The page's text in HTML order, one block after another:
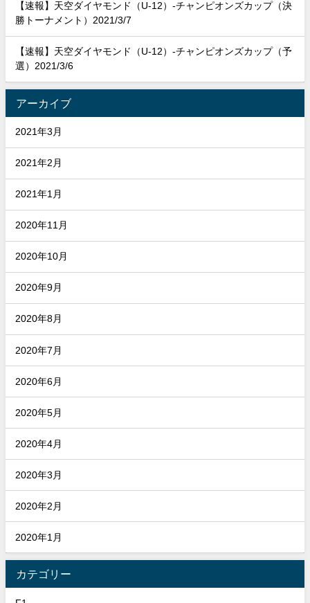
【速報】天空ダイヤモンド（U-12）-チャンピオンズカップ（決
勝トーナメント）2021/3/7
【速報】天空ダイヤモンド（U-12）-チャンピオンズカップ（予
選）2021/3/6
アーカイブ
2021年3月
2021年2月
2021年1月
2020年11月
2020年10月
2020年9月
2020年8月
2020年7月
2020年6月
2020年5月
2020年4月
2020年3月
2020年2月
2020年1月
カテゴリー